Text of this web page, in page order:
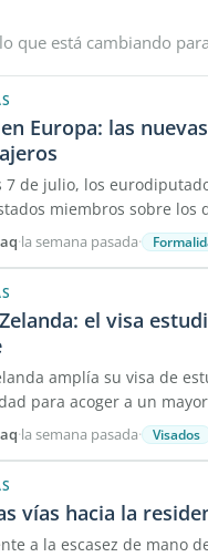
que está cambiando
Europa: las
7 de julio, los
miembros sobre los
·la semana pasada·
el visa
amplía su visa de
para acoger a un
·la semana pasada· Visados
vías hacia la
a la escasez de mano